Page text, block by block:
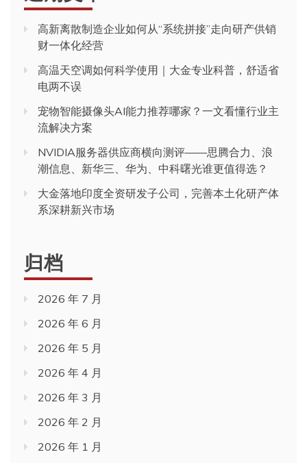
高新离散制造企业如何从“系统拼接”走向研产供销
财一体化经营
高温天空调如何科学使用｜大金专业科普，舒适省
电两不误
宠物智能摄像头AI能力推荐哪家？一文看懂行业主
流解决方案
NVIDIA服务器供应商横向测评——思腾合力、浪
潮信息、新华三、华为、中科曙光谁更值得选？
大金落地印度全资研发子公司，完善本土化研产体
系深耕新兴市场
归档
2026 年 7 月
2026 年 6 月
2026 年 5 月
2026 年 4 月
2026 年 3 月
2026 年 2 月
2026 年 1 月